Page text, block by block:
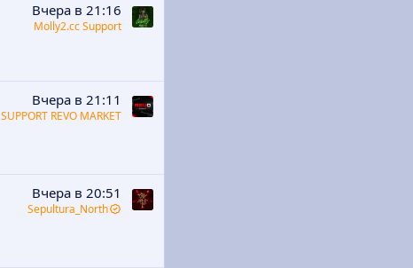
Вчера в 21:16
Molly2.cc Support
Вчера в 21:11
SUPPORT REVO MARKET
Вчера в 20:51
Sepultura_North